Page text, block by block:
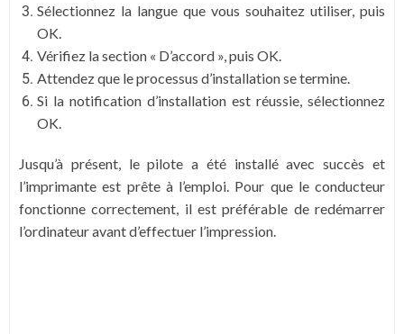
Sélectionnez la langue que vous souhaitez utiliser, puis
OK.
Vérifiez la section « D’accord », puis OK.
Attendez que le processus d’installation se termine.
Si la notification d’installation est réussie, sélectionnez
OK.
Jusqu’à présent, le pilote a été installé avec succès et
l’imprimante est prête à l’emploi. Pour que le conducteur
fonctionne correctement, il est préférable de redémarrer
l’ordinateur avant d’effectuer l’impression.